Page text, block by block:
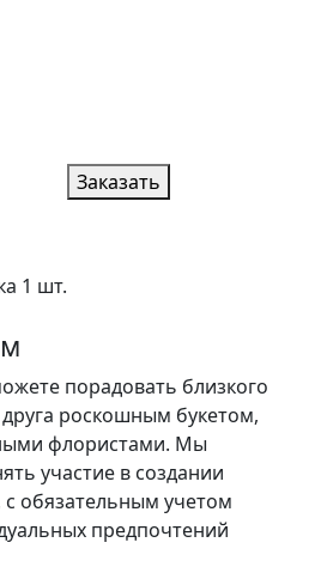
Заказать
1 шт.
порадовать близкого
роскошным букетом,
флористами. Мы
участие в создании
обязательным учетом
предпочтений